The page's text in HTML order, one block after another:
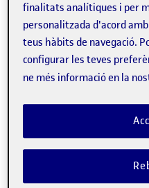
Universitat Oberta de
d'Investigacions
(IDIBAPS)Diana Díaz
regular de sardines té un
diabetis tipus 2. Nutrients
la
vitamina D, tenen un rol
malaltia, que afecta al
finalitats analítiques i per
personalitzada d'acord
teus hàbits de navegació.
configurar les teves
ne més informació en la